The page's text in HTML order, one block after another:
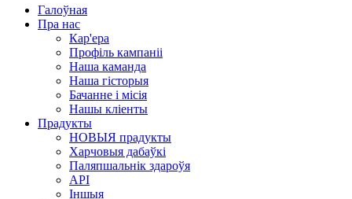
Галоўная
Пра нас
Кар'ера
Профіль кампаніі
Наша каманда
Наша гісторыя
Бачанне і місія
Нашы кліенты
Прадукты
НОВЫЯ прадукты
Харчовыя дабаўкі
Паляпшальнік здароўя
API
Іншыя